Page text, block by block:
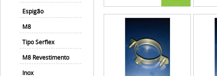
Espigão
M8
Tipo Serflex
M8 Revestimento
Inox